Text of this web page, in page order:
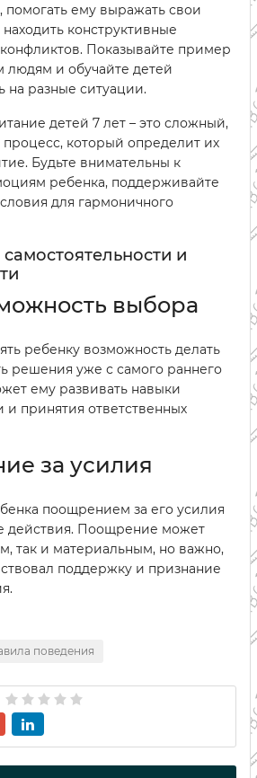
помогать ему выражать свои
конструктивные
Показывайте пример
людям и обучайте детей
на разные ситуации.
детей 7 лет – это сложный,
который определит их
Будьте внимательны к
ребенка, поддерживайте
для гармоничного
и
выбора
ребенку возможность делать
решения уже с самого раннего
ему развивать навыки
и принятия ответственных
за усилия
поощрением за его усилия
действия. Поощрение может
так и материальным, но важно,
поддержку и признание
поведения